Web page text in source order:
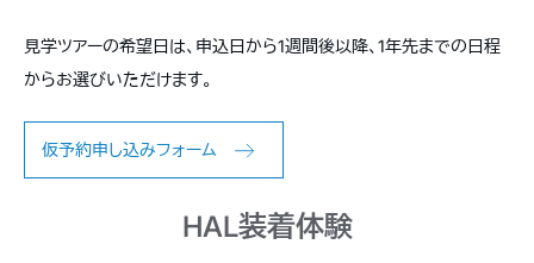
見学ツアーの希望日は、申込日から1週間後以降、1年先までの日程
からお選びいただけます。
仮予約申し込みフォーム
HAL装着体験